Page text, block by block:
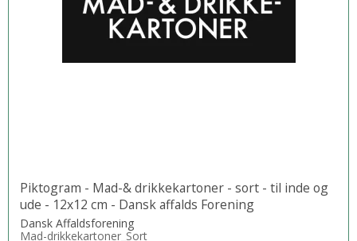
Piktogram - Mad-& drikkekartoner - sort - til inde og
ude - 12x12 cm - Dansk affalds Forening
Dansk Affaldsforening
Mad-drikkekartoner_Sort